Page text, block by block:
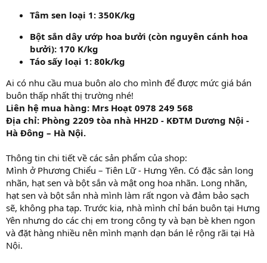
Tâm sen loại 1: 350K/kg
Bột sắn dây ướp hoa bưởi (còn nguyên cánh hoa
bưởi): 170 K/kg
Táo sấy loại 1: 80k/kg
Ai có nhu cầu mua buôn alo cho mình để được mức giá bán
buôn thấp nhất thị trường nhé!
Liên hệ mua hàng: Mrs Hoạt 0978 249 568
Địa chỉ: Phòng 2209 tòa nhà HH2D - KĐTM Dương Nội -
Hà Đông – Hà Nội.
Thông tin chi tiết về các sản phẩm của shop:
Mình ở Phương Chiểu – Tiên Lữ - Hưng Yên. Có đặc sản long
nhãn, hạt sen và bột sắn và mật ong hoa nhãn. Long nhãn,
hạt sen và bột sắn nhà mình làm rất ngon và đảm bảo sạch
sẽ, không pha tạp. Trước kia, nhà mình chỉ bán buôn tại Hưng
Yên nhưng do các chị em trong công ty và bạn bè khen ngon
và đặt hàng nhiều nên mình mạnh dạn bán lẻ rộng rãi tại Hà
Nội.